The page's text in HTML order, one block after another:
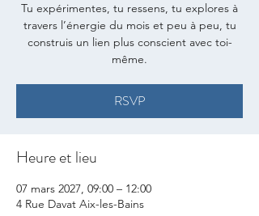
Tu expérimentes, tu ressens, tu explores à
travers l’énergie du mois et peu à peu, tu
construis un lien plus conscient avec toi-
même.
RSVP
Heure et lieu
07 mars 2027, 09:00 – 12:00
4 Rue Davat Aix-les-Bains